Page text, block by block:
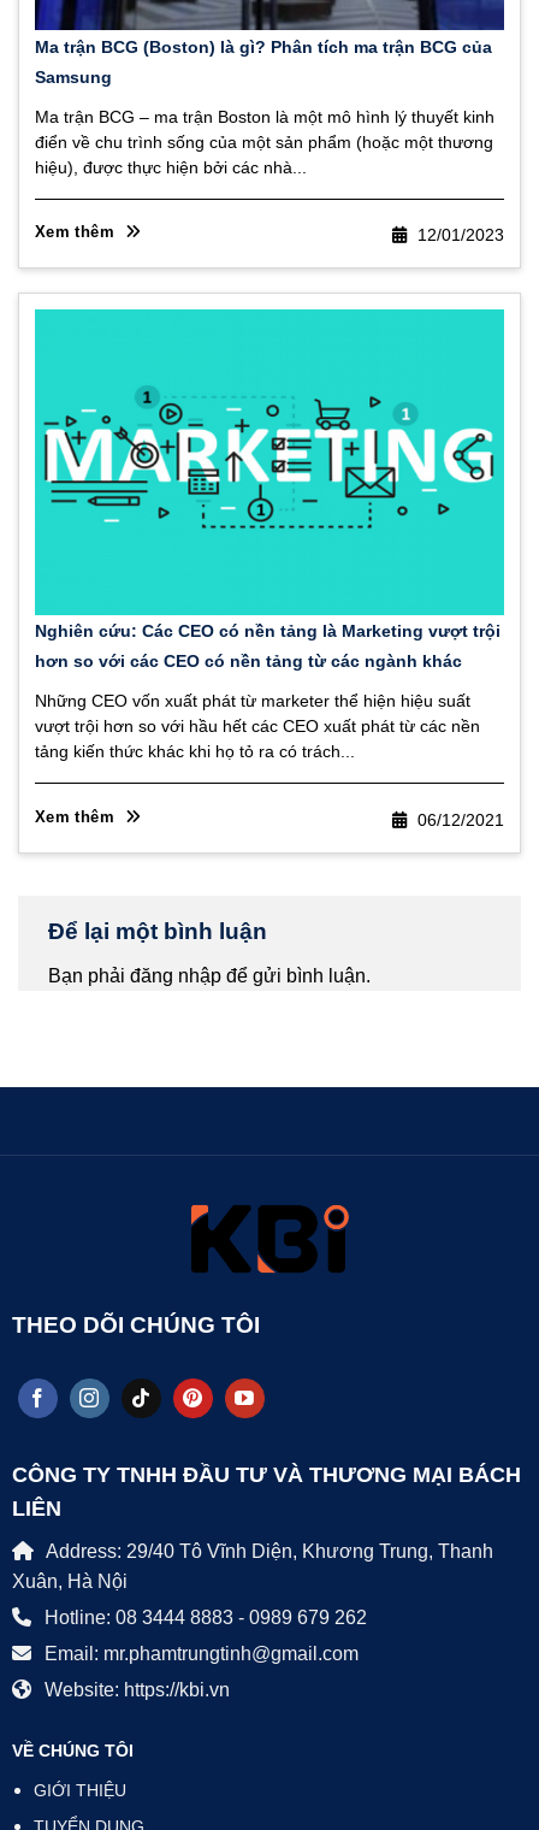
Ma trận BCG (Boston) là gì? Phân tích ma trận BCG của
Samsung
12/01/2023
Ma trận BCG – ma trận Boston là một mô hình lý thuyết kinh
điển về chu trình sống của một sản phẩm (hoặc một thương
hiệu), được thực hiện bởi các nhà...
Xem thêm
Nghiên cứu: Các CEO có nền tảng là Marketing vượt trội
hơn so với các CEO có nền tảng từ các ngành khác
06/12/2021
Những CEO vốn xuất phát từ marketer thể hiện hiệu suất
vượt trội hơn so với hầu hết các CEO xuất phát từ các nền
tảng kiến thức khác khi họ tỏ ra có trách...
Xem thêm
Để lại một bình luận
Bạn phải đăng nhập để gửi bình luận.
THEO DÕI CHÚNG TÔI
CÔNG TY TNHH ĐẦU TƯ VÀ THƯƠNG MẠI BÁCH
LIÊN
Address: 29/40 Tô Vĩnh Diện, Khương Trung, Thanh
Xuân, Hà Nội
Hotline: 08 3444 8883 - 0989 679 262
Email: mr.phamtrungtinh@gmail.com
Website: https://kbi.vn
VỀ CHÚNG TÔI
GIỚI THIỆU